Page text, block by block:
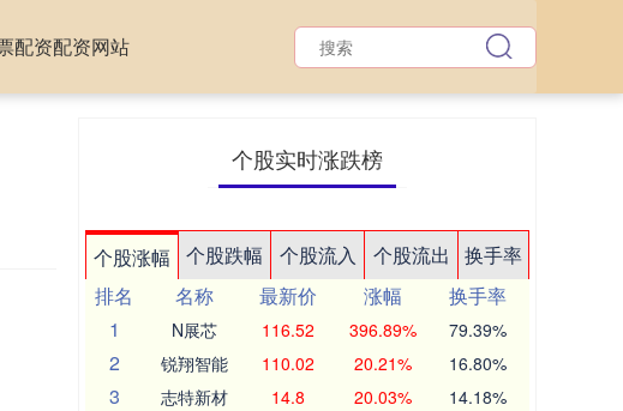
配资配资网站
个股实时涨跌榜
个股涨幅 个股跌幅 个股流入 个股流出
换手率
排名
名称 最新价 涨幅
换手率
1
N展芯 116.52 396.89% 79.39%
2 锐翔智能 110.02 20.21% 16.80%
3 志特新材 14.8 20.03% 14.18%